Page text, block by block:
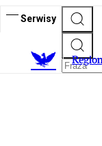
Serwisy
R